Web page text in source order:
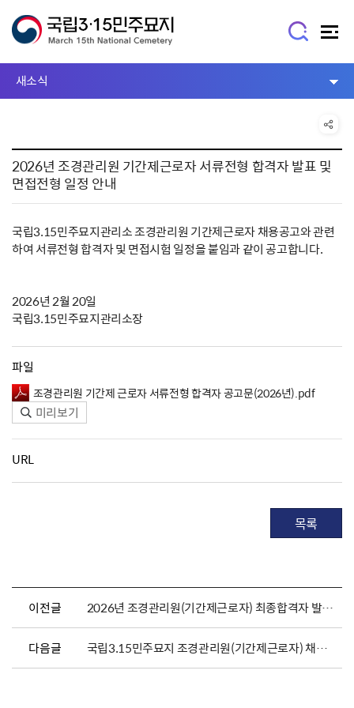
새소식
2026년 조경관리원 기간제근로자 서류전형 합격자 발표 및
면접전형 일정 안내
국립3.15민주묘지관리소 조경관리원 기간제근로자 채용공고와 관련
하여 서류전형 합격자 및 면접시험 일정을 붙임과 같이 공고합니다.
2026년 2월 20일
국립3.15민주묘지관리소장
파일
조경관리원 기간제 근로자 서류전형 합격자 공고문(2026년).pdf
미리보기
URL
목록
이전글 2026년 조경관리원(기간제근로자) 최종합격자 발표 및 채용서류 제출 안내
다음글 국립3.15민주묘지 조경관리원(기간제근로자) 채용 공고